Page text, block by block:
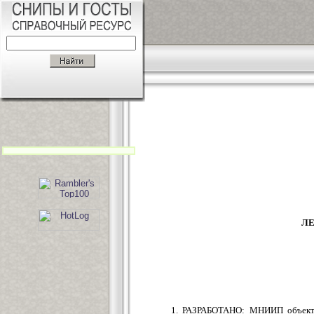
1. РАЗРАБОТАНО: МНИИП